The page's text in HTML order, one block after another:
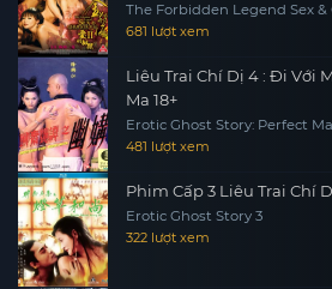
The Forbidden Legend Sex &
681 lượt xem
Liêu Trai Chí Dị 4 : Đi Với
Ma 18+
Erotic Ghost Story: Perfect
481 lượt xem
Phim Cấp 3 Liêu Trai Chí
Erotic Ghost Story 3
322 lượt xem